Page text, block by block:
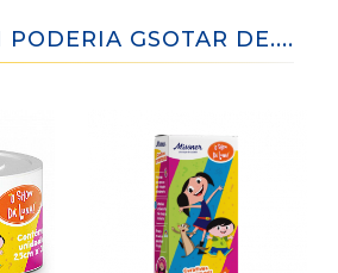
GSOTAR DE....